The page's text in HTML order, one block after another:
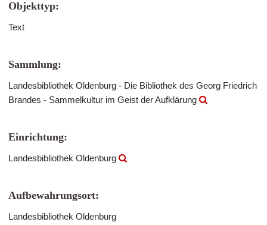
Objekttyp:
Text
Sammlung:
Landesbibliothek Oldenburg - Die Bibliothek des Georg Friedrich
Brandes - Sammelkultur im Geist der Aufklärung
Einrichtung:
Landesbibliothek Oldenburg
Aufbewahrungsort:
Landesbibliothek Oldenburg